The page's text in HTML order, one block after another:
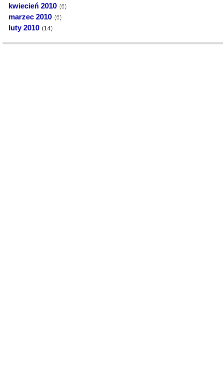
kwiecień 2010 (6)
marzec 2010 (6)
luty 2010 (14)